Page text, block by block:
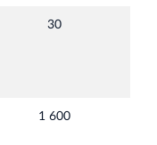
30
1 600